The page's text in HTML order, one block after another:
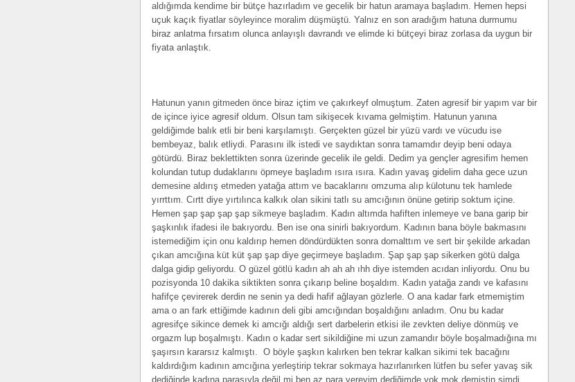
aldığımda kendime bir bütçe hazırladım ve gecelik bir hatun aramaya başladım. Hemen hepsi
uçuk kaçık fiyatlar söyleyince moralim düşmüştü. Yalnız en son aradığım hatuna durmumu
biraz anlatma fırsatım olunca anlayışlı davrandı ve elimde ki bütçeyi biraz zorlasa da uygun bir
fiyata anlaştık.
Hatunun yanın gitmeden önce biraz içtim ve çakırkeyf olmuştum. Zaten agresif bir yapım var bir
de içince iyice agresif oldum. Olsun tam sikişecek kıvama gelmiştim. Hatunun yanına
geldiğimde balık etli bir beni karşılamıştı. Gerçekten güzel bir yüzü vardı ve vücudu ise
bembeyaz, balık etliydi. Parasını ilk istedi ve saydıktan sonra tamamdır deyip beni odaya
götürdü. Biraz beklettikten sonra üzerinde gecelik ile geldi. Dedim ya gençler agresifim hemen
kolundan tutup dudaklarını öpmeye başladım ısıra ısıra. Kadın yavaş gidelim daha gece uzun
demesine aldırış etmeden yatağa attım ve bacaklarını omzuma alıp külotunu tek hamlede
yırrttım. Cırtt diye yırtılınca kalkık olan sikini tatlı su amcığının önüne getirip soktum içine.
Hemen şap şap şap şap sikmeye başladım. Kadın altımda hafiften inlemeye ve bana garip bir
şaşkınlık ifadesi ile bakıyordu. Ben ise ona sinirli bakıyordum. Kadının bana böyle bakmasını
istemediğim için onu kaldırıp hemen döndürdükten sonra domalttım ve sert bir şekilde arkadan
çıkan amcığına küt küt şap şap diye geçirmeye başladım. Şap şap şap sikerken götü dalga
dalga gidip geliyordu. O güzel götlü kadın ah ah ah ıhh diye istemden acıdan inliyordu. Onu bu
pozisyonda 10 dakika siktikten sonra çıkarıp beline boşaldım. Kadın yatağa zandı ve kafasını
hafifçe çevirerek derdin ne senin ya dedi hafif ağlayan gözlerle. O ana kadar fark etmemiştim
ama o an fark ettiğimde kadının deli gibi amcığından boşaldığını anladım. Onu bu kadar
agresifçe sikince demek ki amcığı aldığı sert darbelerin etkisi ile zevkten deliye dönmüş ve
orgazm lup boşalmıştı. Kadın o kadar sert sikildiğine mi uzun zamandır böyle boşalmadığına mı
şaşırsın kararsız kalmıştı. O böyle şaşkın kalırken ben tekrar kalkan sikimi tek bacağını
kaldırdığım kadının amcığına yerleştirip tekrar sokmaya hazırlanırken lütfen bu sefer yavaş sik
dediğinde kadına parasıyla değil mi ben az para vereyim dediğimde yok mok demiştin şimdi